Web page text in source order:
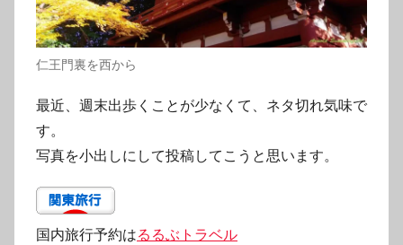
仁王門裏を西から
最近、週末出歩くことが少なくて、ネタ切れ気味で
す。
写真を小出しにして投稿してこうと思います。
国内旅行予約はるるぶトラベル